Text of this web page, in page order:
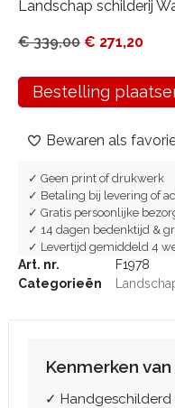
Landschap schilderij
€339,00 € 271,20
Bestelling
Bewaren als
✓ Geen print of drukwerk
✓ Betaling bij levering of
✓ Gratis persoonlijke
✓ 14 dagen bedenktijd &
✓ Levertijd gemiddeld 4
Art. nr.
F1978
Categorieën
Kenmerken
✓ Handgeschilderd